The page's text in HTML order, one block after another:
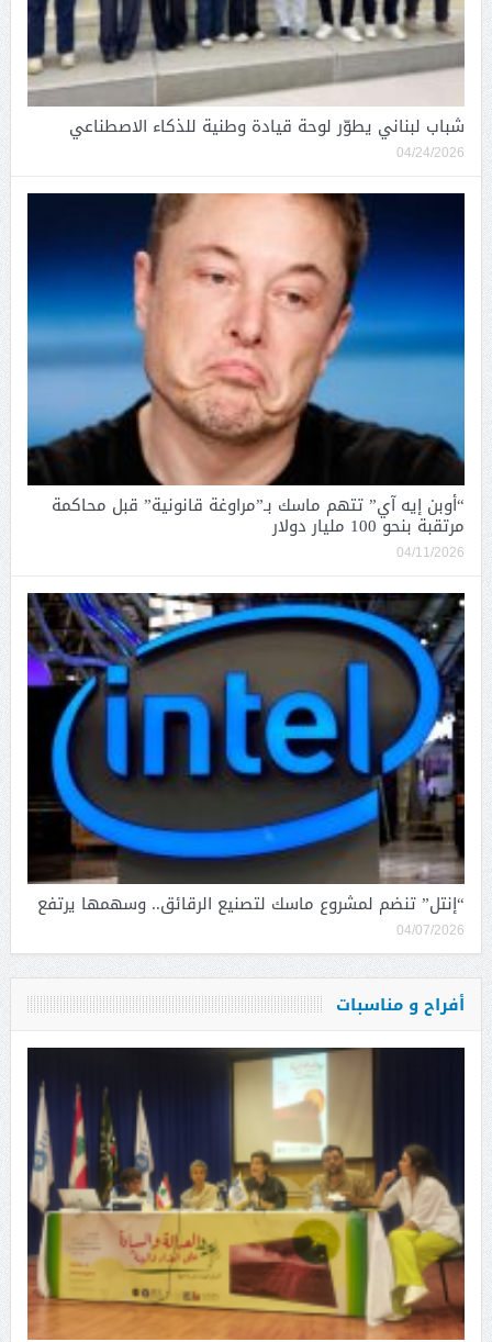
شباب لبناني يطوّر لوحة قيادة وطنية للذكاء الاصطناعي
04/24/2026
“أوبن إيه آي” تتهم ماسك بـ”مراوغة قانونية” قبل محاكمة
مرتقبة بنحو 100 مليار دولار
04/11/2026
“إنتل” تنضم لمشروع ماسك لتصنيع الرقائق.. وسهمها يرتفع
04/07/2026
أفراح و مناسبات